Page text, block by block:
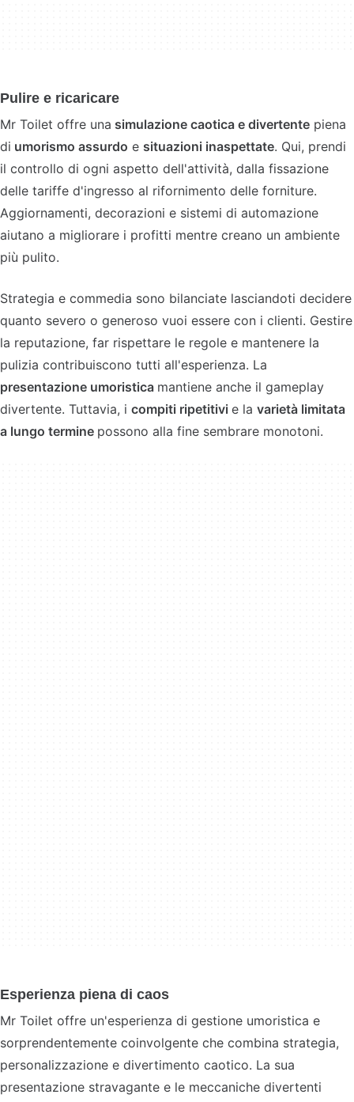
Pulire e ricaricare
Mr Toilet offre una simulazione caotica e divertente piena
di umorismo assurdo e situazioni inaspettate. Qui, prendi
il controllo di ogni aspetto dell'attività, dalla fissazione
delle tariffe d'ingresso al rifornimento delle forniture.
Aggiornamenti, decorazioni e sistemi di automazione
aiutano a migliorare i profitti mentre creano un ambiente
più pulito.
Strategia e commedia sono bilanciate lasciandoti decidere
quanto severo o generoso vuoi essere con i clienti. Gestire
la reputazione, far rispettare le regole e mantenere la
pulizia contribuiscono tutti all'esperienza. La
presentazione umoristica mantiene anche il gameplay
divertente. Tuttavia, i compiti ripetitivi e la varietà limitata
a lungo termine possono alla fine sembrare monotoni.
Esperienza piena di caos
Mr Toilet offre un'esperienza di gestione umoristica e
sorprendentemente coinvolgente che combina strategia,
personalizzazione e divertimento caotico. La sua
presentazione stravagante e le meccaniche divertenti